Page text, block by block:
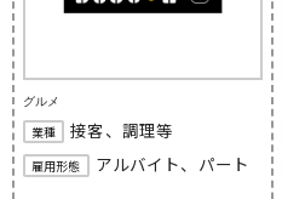
グルメ
業種 接客、調理等
雇用形態 アルバイト、パート